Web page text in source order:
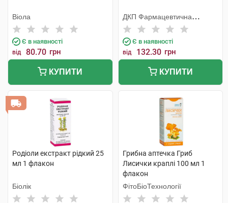
Віола
Є в наявності
від 80.70 грн
КУПИТИ
ДКП Фармацевтична
фабрика
Є в наявності
від 132.30 грн
КУПИТИ
Родіоли екстракт рідкий 25
мл 1 флакон
Біолік
Грибна аптечка Гриб
Лисички краплі 100 мл 1
флакон
ФітоБіоТехнології